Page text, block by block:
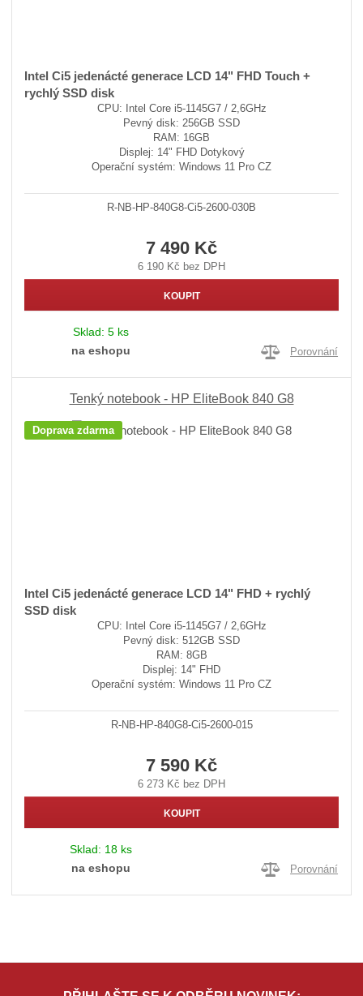
Intel Ci5 jedenácté generace LCD 14" FHD Touch +
rychlý SSD disk
CPU: Intel Core i5-1145G7 / 2,6GHz
Pevný disk: 256GB SSD
RAM: 16GB
Displej: 14" FHD Dotykový
Operační systém: Windows 11 Pro CZ
R-NB-HP-840G8-Ci5-2600-030B
7 490 Kč
6 190 Kč bez DPH
KOUPIT
Sklad: 5 ks
na eshopu
Porovnání
Tenký notebook - HP EliteBook 840 G8
Doprava zdarma
Intel Ci5 jedenácté generace LCD 14" FHD + rychlý
SSD disk
CPU: Intel Core i5-1145G7 / 2,6GHz
Pevný disk: 512GB SSD
RAM: 8GB
Displej: 14" FHD
Operační systém: Windows 11 Pro CZ
R-NB-HP-840G8-Ci5-2600-015
7 590 Kč
6 273 Kč bez DPH
KOUPIT
Sklad: 18 ks
na eshopu
Porovnání